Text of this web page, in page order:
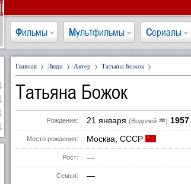
Фильмы Мультфильмы Сериалы
Главная Люди Актер Татьяна Божок
Татьяна Божок
Рождение: 21 января (Водолей ♒) 1957
Место рождения: Москва, СССР
Рост: —
Семья: —